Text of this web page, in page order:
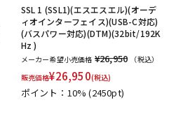
レコーディング機器
SSL 1 (SSL1)(エスエスエル)(オーデ
ィオインターフェイス)(USB-C対応)
(バスパワー対応)(DTM)(32bit/192K
Hz )
メーカー希望小売価格 ¥26,950
（税込）
販売価格¥26,950(税込)
ポイント：10%(2450pt)